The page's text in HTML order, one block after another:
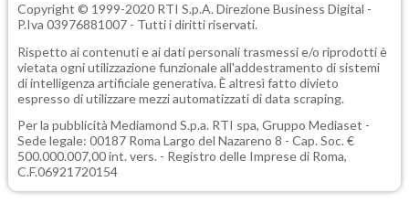
Copyright © 1999-2020 RTI S.p.A. Direzione Business Digital -
P.Iva 03976881007 - Tutti i diritti riservati.
Rispetto ai contenuti e ai dati personali trasmessi e/o riprodotti è
vietata ogni utilizzazione funzionale all'addestramento di sistemi
di intelligenza artificiale generativa. È altresì fatto divieto
espresso di utilizzare mezzi automatizzati di data scraping.
Per la pubblicità Mediamond S.p.a. RTI spa, Gruppo Mediaset -
Sede legale: 00187 Roma Largo del Nazareno 8 - Cap. Soc. €
500.000.007,00 int. vers. - Registro delle Imprese di Roma,
C.F.06921720154